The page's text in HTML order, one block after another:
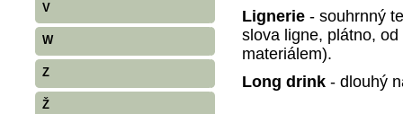
V
W
Z
Ž
Lignerie - souhrnný
slova ligne, plátno,
materiálem).
Long drink - dlouhý